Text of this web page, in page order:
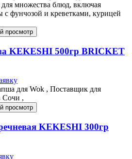
просмотр
KEKESHI 500гр BRICKET
просмотр
KEKESHI 300гр